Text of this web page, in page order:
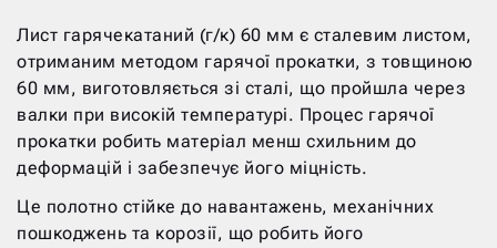
Лист гарячекатаний (г/к) 60 мм є сталевим листом,
отриманим методом гарячої прокатки, з товщиною
60 мм, виготовляється зі сталі, що пройшла через
валки при високій температурі. Процес гарячої
прокатки робить матеріал менш схильним до
деформацій і забезпечує його міцність.
Це полотно стійке до навантажень, механічних
пошкоджень та корозії, що робить його